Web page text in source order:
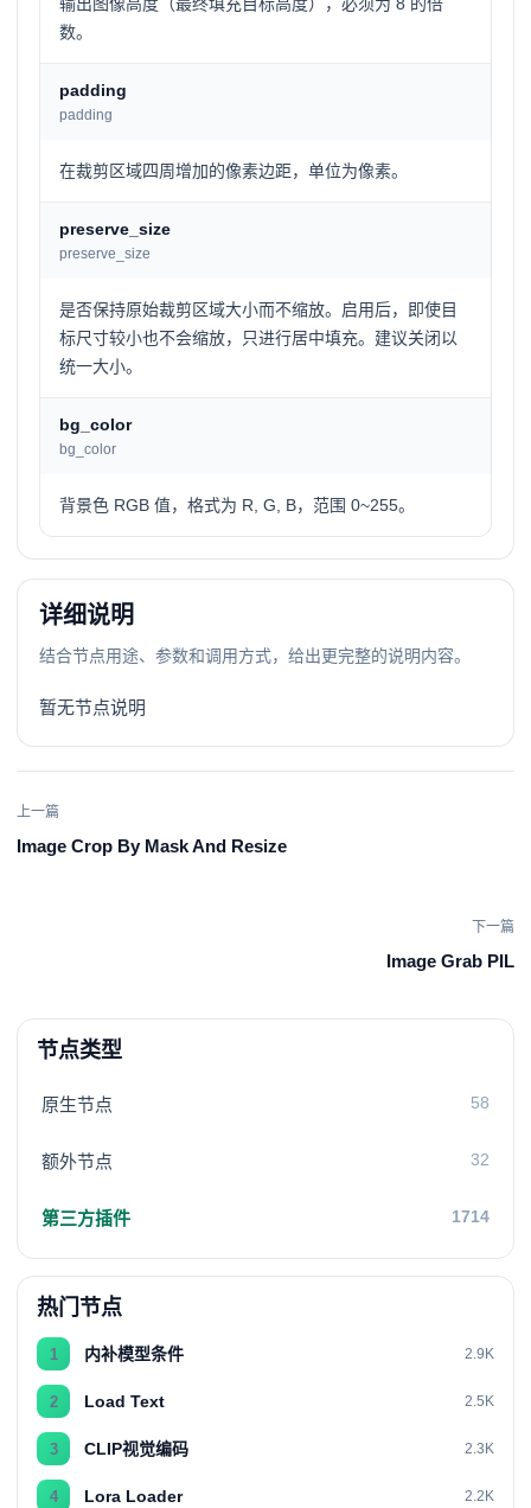
数。
padding
padding
在裁剪区域四周增加的像素边距，单位为像素。
preserve_size
preserve_size
是否保持原始裁剪区域大小而不缩放。启用后，即使目
标尺寸较小也不会缩放，只进行居中填充。建议关闭以
统一大小。
bg_color
bg_color
背景色 RGB 值，格式为 R, G, B，范围 0~255。
详细说明
结合节点用途、参数和调用方式，给出更完整的说明内容。
暂无节点说明
上一篇
Image Crop By Mask And Resize
下一篇
Image Grab PIL
节点类型
原生节点 58
额外节点 32
第三方插件 1714
热门节点
1 内补模型条件 2.9K
2 Load Text 2.5K
3 CLIP视觉编码 2.3K
4 Lora Loader 2.2K